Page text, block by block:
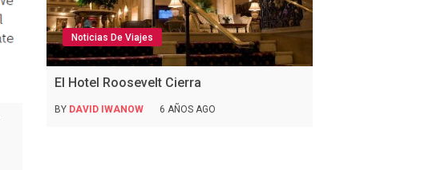
Noticias De Viajes
El Hotel Roosevelt Cierra
BY DAVID IWANOW 6 AÑOS AGO